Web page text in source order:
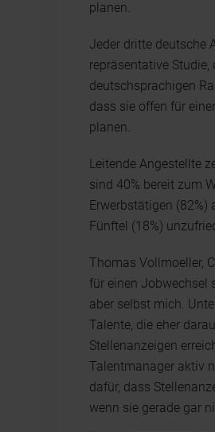
planen.
Jeder dritte deutsche
repräsentative
deutschsprachigen
dass sie offen für
planen.
Leitende Angestellte
sind 40% bereit zum
Erwerbstätigen (82%)
Fünftel (18%)
Thomas Vollmoeller,
für einen Jobwechsel
aber selbst mich.
Talente, die eher
Stellenanzeigen
Talentmanager aktiv
dafür, dass
wenn sie gerade gar